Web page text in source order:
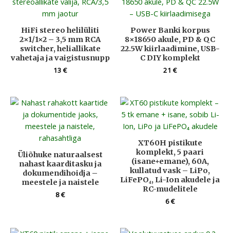
HiFi stereo helilüliti
2×1/1×2 – 3,5 mm RCA
switcher, heliallikate
vahetaja ja vaigistusnupp
13€
Power Banki korpus
8×18650 akule, PD & QC
22.5W kiirlaadimine, USB-
C DIY komplekt
21€
Üliõhuke naturaalsest
nahast kaarditasku ja
dokumendihoidja –
meestele ja naistele
8€
XT60H pistikute
komplekt, 5 paari
(isane+emane), 60A,
kullatud vask – LiPo,
LiFePO₄, Li-Ion akudele ja
RC-mudelitele
6€